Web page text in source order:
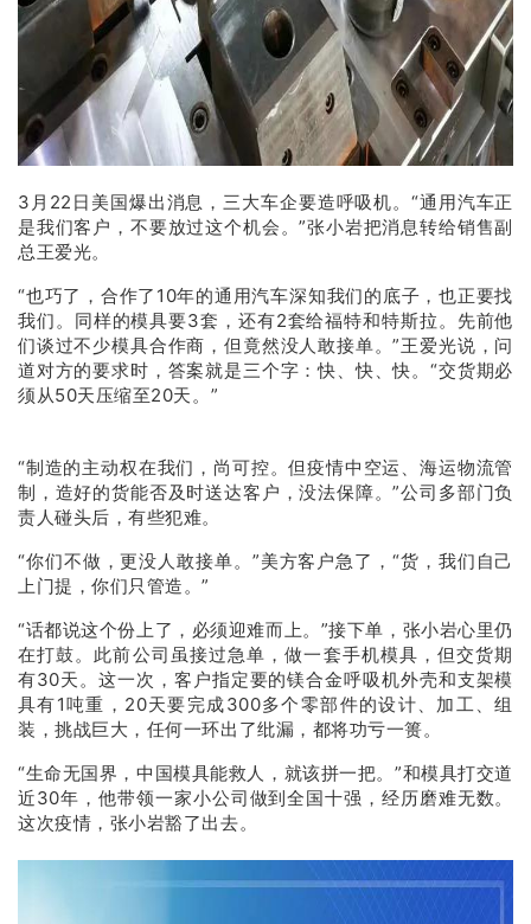
3月22日美国爆出消息，三大车企要造呼吸机。“通用汽车正
是我们客户，不要放过这个机会。”张小岩把消息转给销售副
总王爱光。
“也巧了，合作了10年的通用汽车深知我们的底子，也正要找
我们。同样的模具要3套，还有2套给福特和特斯拉。先前他
们谈过不少模具合作商，但竟然没人敢接单。”王爱光说，问
道对方的要求时，答案就是三个字：快、快、快。“交货期必
须从50天压缩至20天。”
“制造的主动权在我们，尚可控。但疫情中空运、海运物流管
制，造好的货能否及时送达客户，没法保障。”公司多部门负
责人碰头后，有些犯难。
“你们不做，更没人敢接单。”美方客户急了，“货，我们自己
上门提，你们只管造。”
“话都说这个份上了，必须迎难而上。”接下单，张小岩心里仍
在打鼓。此前公司虽接过急单，做一套手机模具，但交货期
有30天。这一次，客户指定要的镁合金呼吸机外壳和支架模
具有1吨重，20天要完成300多个零部件的设计、加工、组
装，挑战巨大，任何一环出了纰漏，都将功亏一篑。
“生命无国界，中国模具能救人，就该拼一把。”和模具打交道
近30年，他带领一家小公司做到全国十强，经历磨难无数。
这次疫情，张小岩豁了出去。